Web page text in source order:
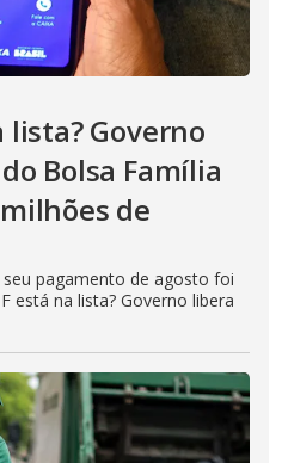
lista? Governo
Bolsa Família
de
pagamento de agosto foi
está na lista? Governo libera